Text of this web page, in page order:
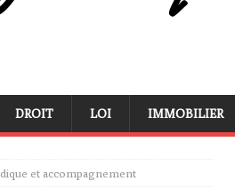
DROIT LOI IMMOBILIER
et accompagnement